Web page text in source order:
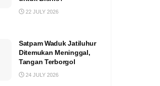
22 JULY 2026
Satpam Waduk Jatiluhur
Ditemukan Meninggal,
Tangan Terborgol
24 JULY 2026